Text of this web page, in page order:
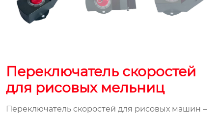
Переключатель скоростей
для рисовых мельниц
Переключатель скоростей для рисовых машин –